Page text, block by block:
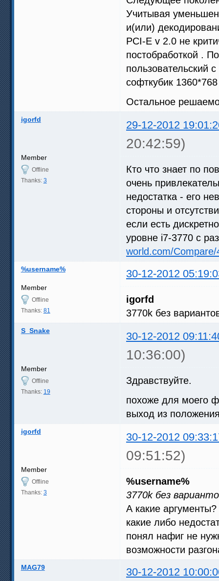
Учитывая
и(или)
PCI-E v 2.0 не
постобработкой .
пользовательский
софткубик
Остальное
igorfd 29-12-2012
20:42:59)
Member
Offline
Thanks: 3
Кто что знает по
очень
недостатка - его
стороны и
если есть
уровне i7-3770 с
world.com/
%username% 30-12-2012
Member
Offline
Thanks: 81
igorfd
3770k без
S_Snake 30-12-2012
10:36:00)
Member
Offline
Thanks: 19
Здравствуйте.
похоже для моего
выход из
igorfd 30-12-2012
09:51:52)
Member
Offline
Thanks: 3
%username%
3770k без
А какие
какие либо
понял нафиг не
возможности
MAG79 30-12-2012